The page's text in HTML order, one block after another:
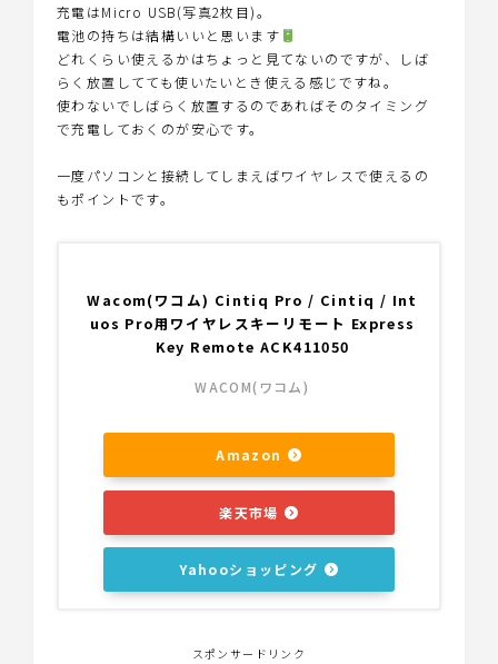
充電はMicro USB(写真2枚目)。
電池の持ちは結構いいと思います
どれくらい使えるかはちょっと見てないのですが、しば
らく放置してても使いたいとき使える感じですね。
使わないでしばらく放置するのであればそのタイミング
で充電しておくのが安心です。
一度パソコンと接続してしまえばワイヤレスで使えるの
もポイントです。
Wacom(ワコム) Cintiq Pro / Cintiq / Int
uos Pro用ワイヤレスキーリモート Express
Key Remote ACK411050
WACOM(ワコム)
Amazon
楽天市場
Yahooショッピング
スポンサードリンク